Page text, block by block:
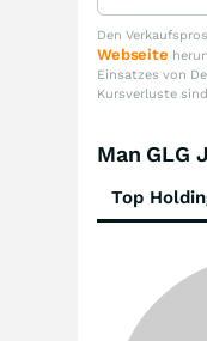
Den
Webseite
Einsatzes von
Kursverluste
Man GLG
Top